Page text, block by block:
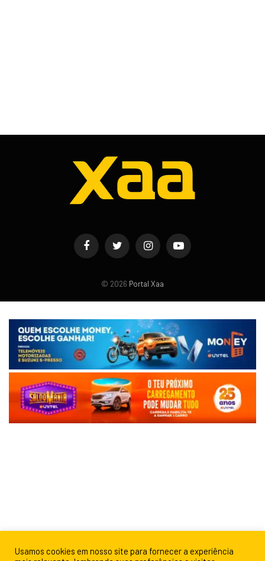
FacebookTwitter InstagramYouTube
© 2026 Portal Xaa
Usamos cookies em nosso site para fornecer a experiência